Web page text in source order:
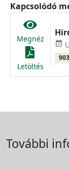
Kapcsolódó
Megnéz
Letöltés
event_available
További